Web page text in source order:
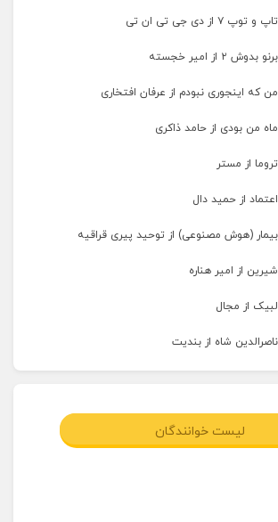
از دی جی تی ان تی
۲ از امیر خجسته
که اینجوری نبودم از عرفان افتخاری
من بودی از حامد ذاکری
از مستر
از حمید دال
(هوش مصنوعی) از توحید پیری قراقیه
از امیر هناره
از مجال
شاه از بندیت
لیست خوانندگان